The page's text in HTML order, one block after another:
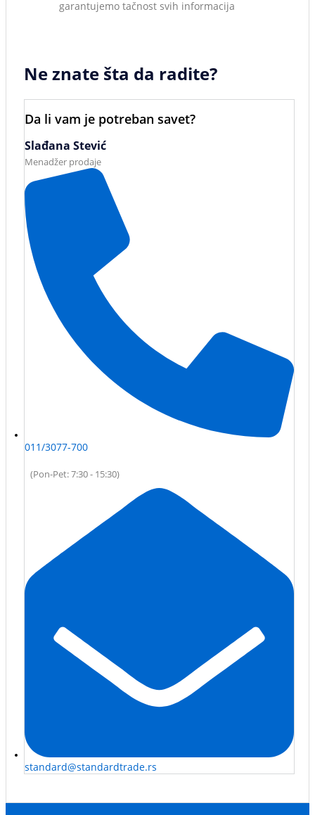
garantujemo tačnost svih informacija
Ne znate šta da radite?
Da li vam je potreban savet?
Slađana Stević
Menadžer prodaje
011/3077-700
(Pon-Pet: 7:30 - 15:30)
standard@standardtrade.rs